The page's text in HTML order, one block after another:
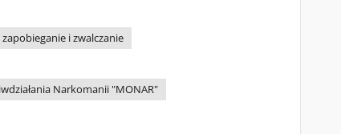
i zwalczanie
Narkomanii "MONAR"